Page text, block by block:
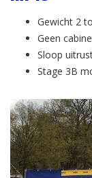
Gewicht 2
Geen cabine
Sloop
Stage 3B